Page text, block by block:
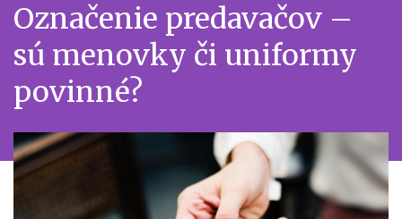
Označenie predavačov –
sú menovky či uniformy
povinné?